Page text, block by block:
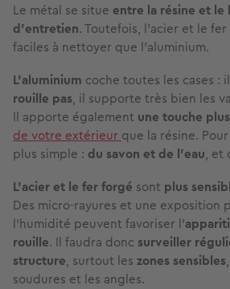
Le métal se situe entre la résine et le
d’entretien. Toutefois, l’acier et le
faciles à nettoyer que l’aluminium.
L’aluminium coche toutes les cases :
rouille pas, il supporte très bien les
Il apporte également une touche
de votre extérieur que la résine.
plus simple : du savon et de l'eau, et
L’acier et le fer forgé sont plus
Des micro-rayures et une exposition
l’humidité peuvent favoriser l’
rouille. Il faudra donc surveiller
structure, surtout les zones sensibles
soudures et les angles.